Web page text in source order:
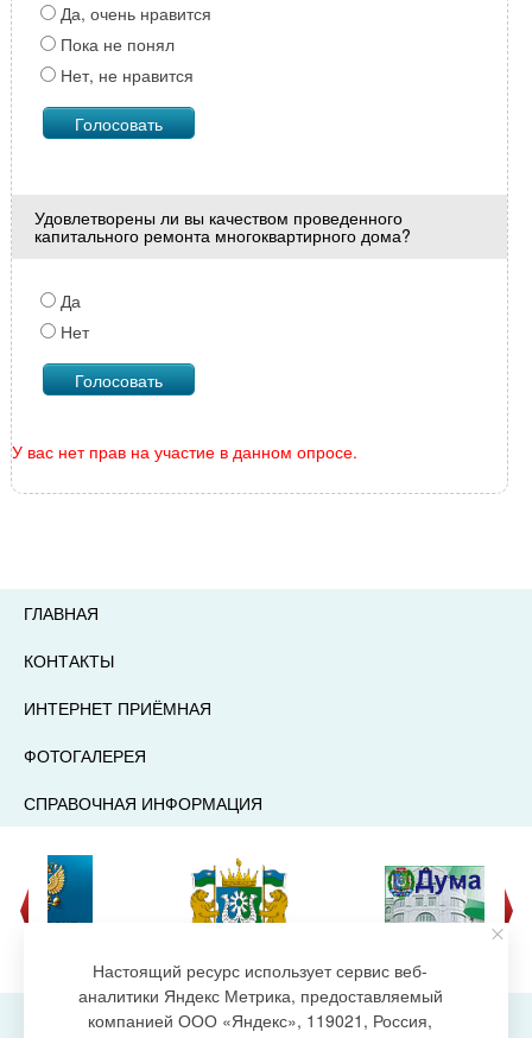
Да, очень нравится
Пока не понял
Нет, не нравится
Удовлетворены ли вы качеством проведенного
капитального ремонта многоквартирного дома?
Да
Нет
У вас нет прав на участие в данном опросе.
ГЛАВНАЯ
КОНТАКТЫ
ИНТЕРНЕТ ПРИЁМНАЯ
ФОТОГАЛЕРЕЯ
СПРАВОЧНАЯ ИНФОРМАЦИЯ
Настоящий ресурс использует сервис веб-
аналитики Яндекс Метрика, предоставляемый
компанией ООО «Яндекс», 119021, Россия,